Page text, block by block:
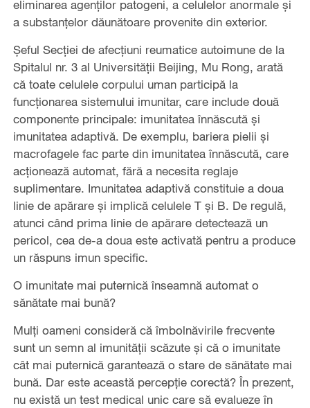
eliminarea agenților patogeni, a celulelor anormale și
a substanțelor dăunătoare provenite din exterior.
Șeful Secției de afecțiuni reumatice autoimune de la
Spitalul nr. 3 al Universității Beijing, Mu Rong, arată
că toate celulele corpului uman participă la
funcționarea sistemului imunitar, care include două
componente principale: imunitatea înnăscută și
imunitatea adaptivă. De exemplu, bariera pielii și
macrofagele fac parte din imunitatea înnăscută, care
acționează automat, fără a necesita reglaje
suplimentare. Imunitatea adaptivă constituie a doua
linie de apărare și implică celulele T și B. De regulă,
atunci când prima linie de apărare detectează un
pericol, cea de-a doua este activată pentru a produce
un răspuns imun specific.
O imunitate mai puternică înseamnă automat o
sănătate mai bună?
Mulți oameni consideră că îmbolnăvirile frecvente
sunt un semn al imunității scăzute și că o imunitate
cât mai puternică garantează o stare de sănătate mai
bună. Dar este această percepție corectă? În prezent,
nu există un test medical unic care să evalueze în